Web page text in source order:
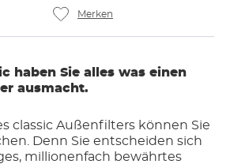
Merken
haben Sie alles was einen
ausmacht.
classic Außenfilters können Sie
Denn Sie entscheiden sich
millionenfach bewährtes